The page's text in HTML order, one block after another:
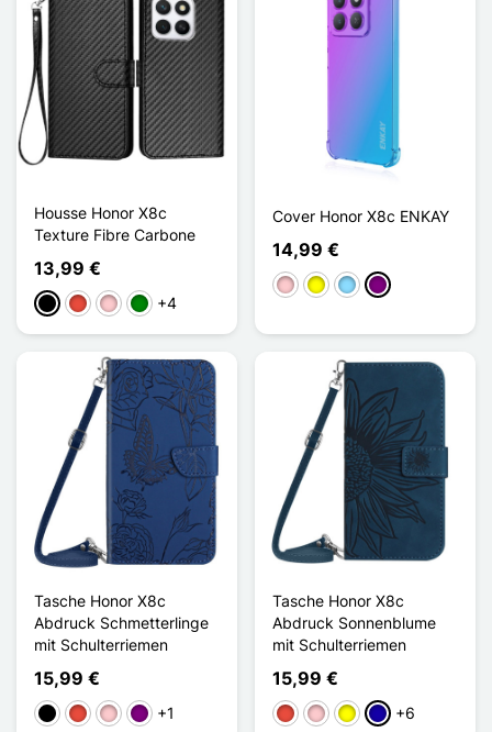
Housse Honor X8c
Texture Fibre Carbone
13,99 €
Schwarz
Rot PinkGrün+4
Cover Honor X8c ENKAY
14,99 €
PinkGelbHellblau
Violett
Tasche Honor X8c
Abdruck Schmetterlinge
mit Schulterriemen
15,99 €
Schwarz
Rot PinkViolett
+1
Tasche Honor X8c
Abdruck Sonnenblume
mit Schulterriemen
15,99 €
Rot PinkGelbDunkelblau
+6